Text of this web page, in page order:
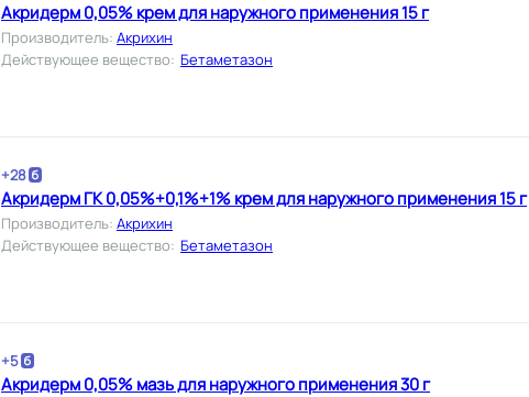
Акридерм 0,05% крем для наружного применения 15 г
Производитель: Акрихин
Действующее вещество: Бетаметазон
+28
Акридерм ГК 0,05%+0,1%+1% крем для наружного применения 15 г
Производитель: Акрихин
Действующее вещество: Бетаметазон
+5
Акридерм 0,05% мазь для наружного применения 30 г